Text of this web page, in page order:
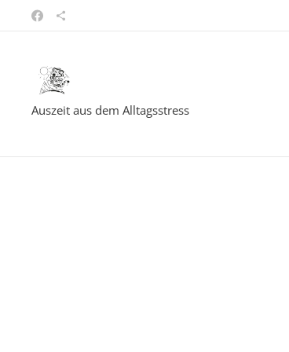
Auszeit aus dem Alltagsstress